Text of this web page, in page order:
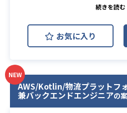
・Swift（iOS
・Kotlin（
ィブアプリ開
たアプリ開発
・Git/GitHub
バージョン管
受託案件とし
ォン向けネイ
ン開発プロジ
Androidを中心
ていただきま
他職種メンバ
機能開発やコ
お気に入り
NEW
AWS/Kotlin/物流プラットフ
兼バックエンドエンジニアの